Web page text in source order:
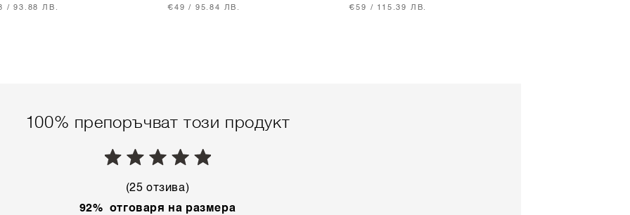
/ 93.88 ЛВ.
€49 / 95.84 ЛВ.
€59 / 115.39 ЛВ.
100% препоръчват този продукт
(25 отзива)
92% отговаря на размера